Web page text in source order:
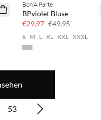
40 % Rabatt
Bon'A Parte
BPviolet Bluse
€29,97 €49,95
S M L XL XXL XXXL
53